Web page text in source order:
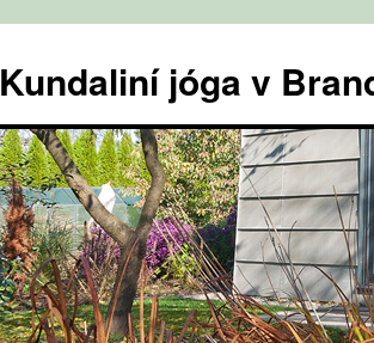
obsahu
webu
Kundaliní jóga v